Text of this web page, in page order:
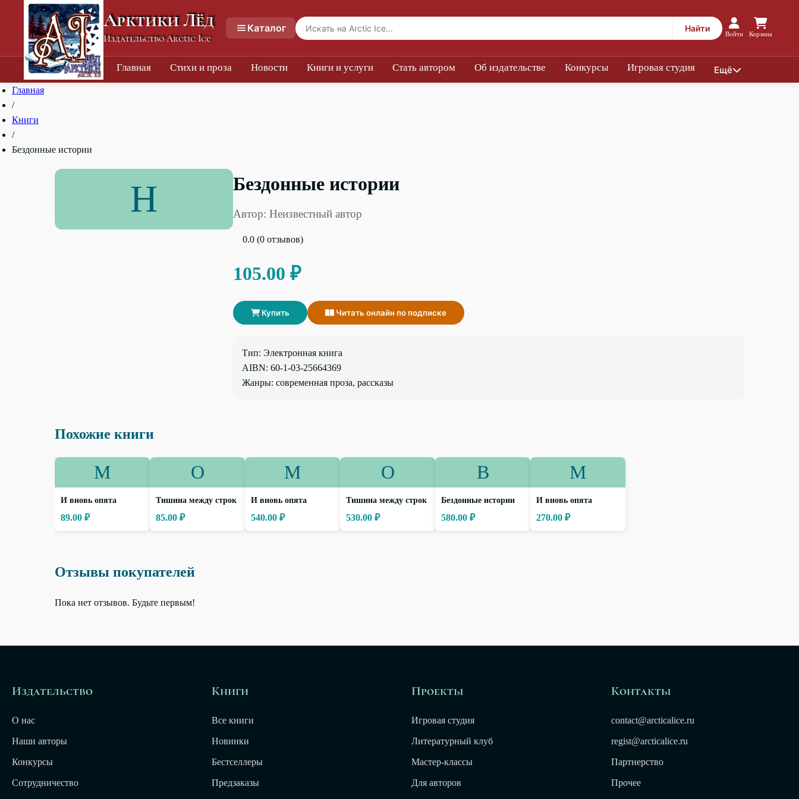
Арктики Лёд
Издательство Arctic Ice
Каталог Найти
Войти Корзина
Главная Стихи и проза Новости Книги и услуги Стать автором Об издательстве Конкурсы Игровая студия Ещё
Главная
/
Книги
/
Бездонные истории
Н Бездонные истории
Автор: Неизвестный автор
0.0 (0 отзывов)
105.00 ₽
Купить Читать онлайн по подписке
Тип: Электронная книга
AIBN: 60-1-03-25664369
Жанры: современная проза, рассказы
Похожие книги
М
И вновь опята
89.00 ₽
О
Тишина между строк
85.00 ₽
М
И вновь опята
540.00 ₽
О
Тишина между строк
530.00 ₽
В
Бездонные истории
580.00 ₽
М
И вновь опята
270.00 ₽
Отзывы покупателей
Пока нет отзывов. Будьте первым!
Издательство
О нас
Наши авторы
Конкурсы
Сотрудничество
Книги
Все книги
Новинки
Бестселлеры
Предзаказы
Проекты
Игровая студия
Литературный клуб
Мастер-классы
Для авторов
Контакты
contact@arcticalice.ru
regist@arcticalice.ru
Партнерство
Прочее